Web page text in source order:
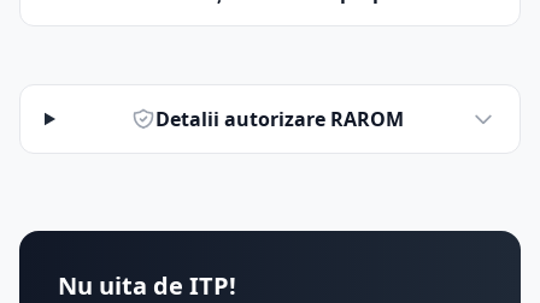
Detalii autorizare RAROM
Nu uita de ITP!